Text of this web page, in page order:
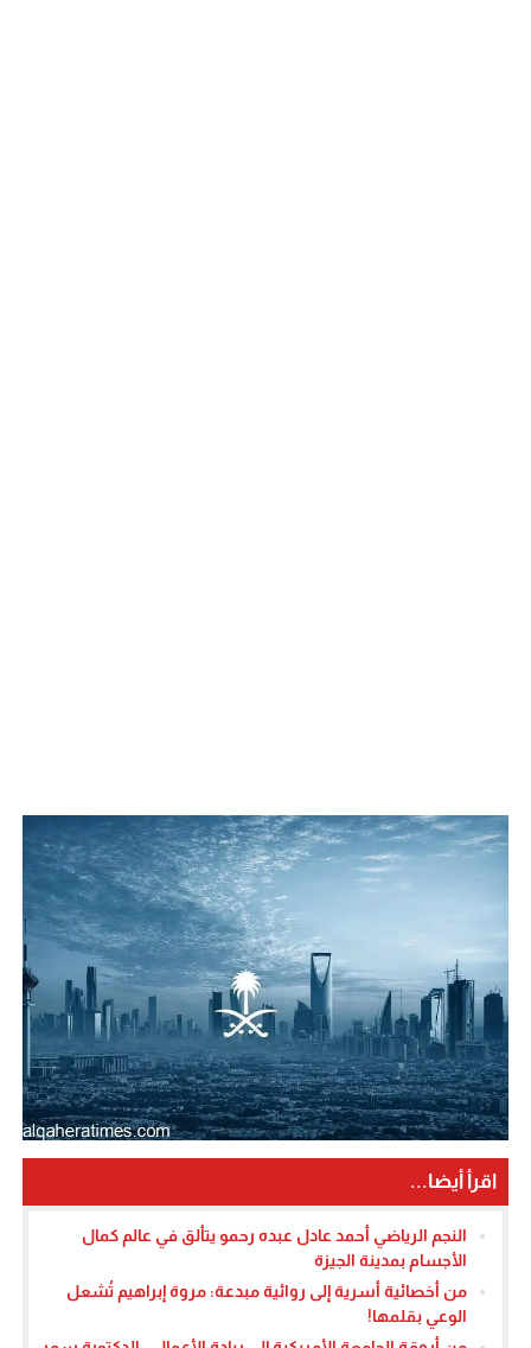
اقرأ أيضا...
النجم الرياضي أحمد عادل عبده رحمو يتألق في عالم كمال
الأجسام بمدينة الجيزة
من أخصائية أسرية إلى روائية مبدعة: مروة إبراهيم تُشعل
الوعي بقلمها!